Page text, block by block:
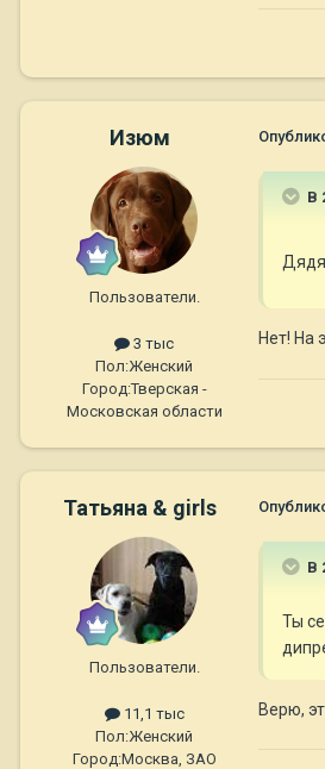
Изюм
Пользователи.
3 тыс
Пол:Женский
Город:Тверская -
Московская области
В
Дядя
Нет! На
Татьяна & girls
Пользователи.
11,1 тыс
Пол:Женский
Город:Москва, ЗАО
В
Ты
Верю,